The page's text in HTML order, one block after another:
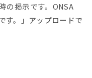
時の掲示です。ONSA
。」 アップロードで